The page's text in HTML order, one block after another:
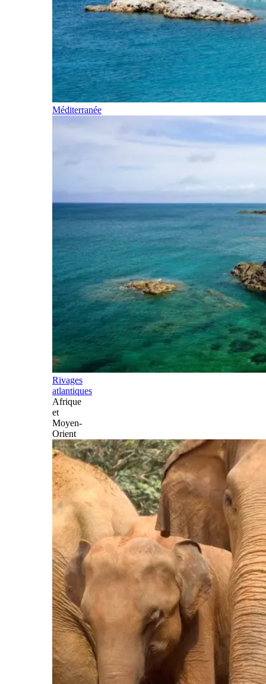
Méditerranée
Rivages
atlantiques
Afrique
et
Moyen-
Orient